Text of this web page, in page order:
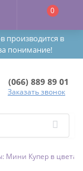
производится в
понимание!
0
(066) 889 89 01
Заказать звонок
Мини Купер в цветах"